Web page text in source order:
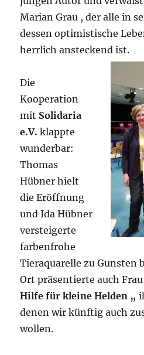
Marian Grau , der alle in
dessen optimistische
herrlich ansteckend ist.
Die
Kooperation
mit Solidaria
e.V. klappte
wunderbar:
Thomas
Hübner hielt
die Eröffnung
und Ida Hübner
versteigerte
farbenfrohe
Tieraquarelle zu Gunsten
Ort präsentierte auch
Hilfe für kleine Helden „
denen wir künftig auch
wollen.